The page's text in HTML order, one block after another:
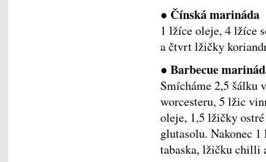
● Čínská marináda
1 lžíce oleje, 4 lžíce
a čtvrt lžičky
● Barbecue
Smícháme 2,5 šálku
worcesteru, 5 lžic
oleje, 1,5 lžičky
glutasolu. Nakonec
tabaska, lžičku chilli